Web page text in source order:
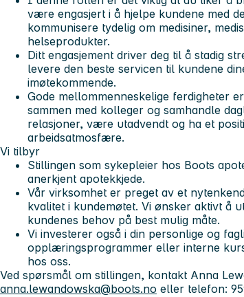
være engasjert i å hjelpe kundene med
kommunisere tydelig om medisiner,
helseprodukter.
Ditt engasjement driver deg til å stadig
levere den beste servicen til kundene
imøtekommende.
Gode mellommenneskelige ferdigheter
sammen med kolleger og samhandle
relasjoner, være utadvendt og ha et
arbeidsatmosfære.
Vi tilbyr
Stillingen som sykepleier hos Boots
anerkjent apotekkjede.
Vår virksomhet er preget av et
kvalitet i kundemøtet. Vi ønsker aktivt å
kundenes behov på best mulig måte.
Vi investerer også i din personlige og
opplæringsprogrammer eller interne
hos oss.
Ved spørsmål om stillingen, kontakt Anna
anna.lewandowska@boots.no eller telefon: